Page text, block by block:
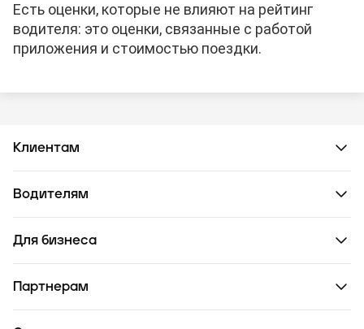
Есть оценки, которые не влияют на рейтинг
водителя: это оценки, связанные с работой
приложения и стоимостью поездки.
Клиентам
Водителям
Для бизнеса
Партнерам